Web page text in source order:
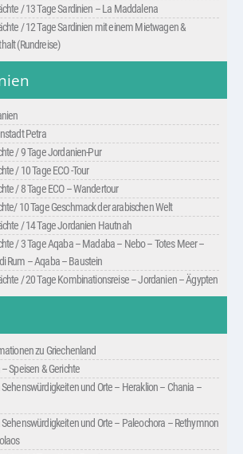
/ 13 Tage Sardinien – La Maddalena
/ 12 Tage Sardinien mit einem Mietwagen &
(Rundreise)
Petra
/ 9 Tage Jordanien-Pur
/ 10 Tage ECO -Tour
/ 8 Tage ECO – Wandertour
10 Tage Geschmack der arabischen Welt
/ 14 Tage Jordanien Hautnah
/ 3 Tage Aqaba – Madaba – Nebo – Totes Meer –
Rum – Aqaba – Baustein
/ 20 Tage Kombinationsreise – Jordanien – Ägypten
zu Griechenland
Speisen & Gerichte
Sehenswürdigkeiten und Orte – Heraklion – Chania –
Sehenswürdigkeiten und Orte – Paleochora – Rethymnon